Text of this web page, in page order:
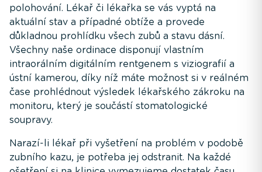
polohování. Lékař či lékařka se vás vyptá na
aktuální stav a případné obtíže a provede
důkladnou prohlídku všech zubů a stavu dásní.
Všechny naše ordinace disponují vlastním
intraorálním digitálním rentgenem s viziografií a
ústní kamerou, díky níž máte možnost si v reálném
čase prohlédnout výsledek lékařského zákroku na
monitoru, který je součástí stomatologické
soupravy.
Narazí-li lékař při vyšetření na problém v podobě
zubního kazu, je potřeba jej odstranit. Na každé